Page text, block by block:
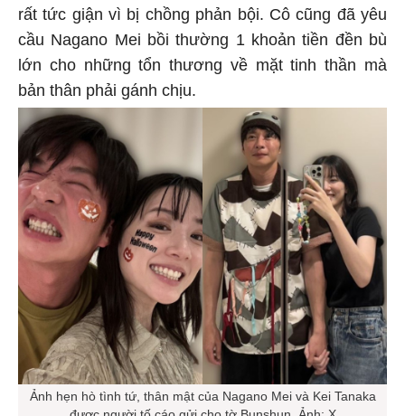
rất tức giận vì bị chồng phản bội. Cô cũng đã yêu
cầu Nagano Mei bồi thường 1 khoản tiền đền bù
lớn cho những tổn thương về mặt tinh thần mà
bản thân phải gánh chịu.
Ảnh hẹn hò tình tứ, thân mật của Nagano Mei và Kei Tanaka
được người tố cáo gửi cho tờ Bunshun. Ảnh: X